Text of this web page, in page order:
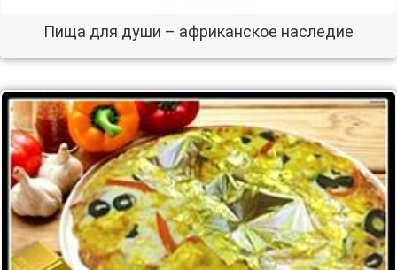
Пища для души – африканское наследие